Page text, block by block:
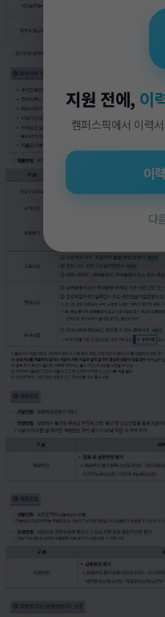
지원 전에, 이
캠퍼스픽에서 이력
이
다